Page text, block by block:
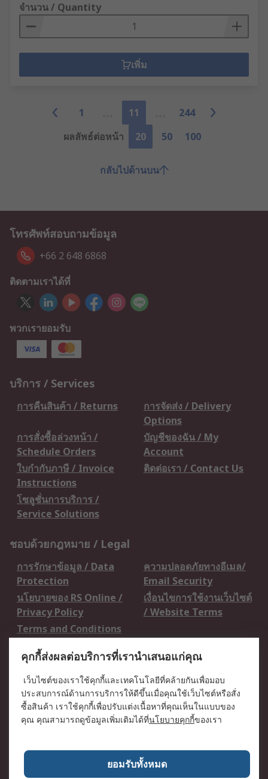
จำนวน / Quantity
เพิ่ม
1 11
244
ผลลัพธ์ต่อหน้า
20 50 100
กลับไปด้านบน
โทรศัพท์สอบถามข้อมูล
+66 2 648 6868
ติดตามเราได้ที่
พวกเรายอมรับ
บริการ / Services
การคืนสินค้า / Returns
การจัดส่ง / Delivery
Options
การสั่งซื้อล่วงหน้า /
Schedule Orders
บัญชีของฉัน / My
Account
ใบกำกับภาษี / Invoice
Instructions
ติดต่อเรา / Contact Us
โซลูชั่นการบริการ /
Service Solutions
ชอบด้วยกฎหมาย / Legal
การรักษาข้อมูล / Data
Protection
ความปลอดภัยทางอีเมล/
Email Security
นโยบายของ RS Online /
Privacy Policy
เงื่อนไขการใช้งานเว็บไซต์
/ Website Terms
Terms and Conditions
เกี่ยวกับ RS / About RS
RS ทั่วโลก / RS
Worldwide
ข่าวประชาสัมพันธ์ / Press
Centre
บริษัทในเครือ RS /
วิธีการชำระเงิน /
เกี่ยวกับ RS / About RS
อาชีพที่ RS / Careers
คุกกี้ส่งผลต่อบริการที่เรานำเสนอแก่คุณ
เว็บไซต์ของเราใช้คุกกี้และเทคโนโลยีที่คล้ายกันเพื่อมอบ
ประสบการณ์ด้านการบริการให้ดีขึ้นเมื่อคุณใช้เว็บไซต์หรือสั่ง
ซื้อสินค้า เราใช้คุกกี้เพื่อปรับแต่งเนื้อหาที่คุณเห็นในแบบของ
คุณ คุณสามารถดูข้อมูลเพิ่มเติมได้ที่นโยบายคุกกี้ของเรา
ยอมรับทั้งหมด